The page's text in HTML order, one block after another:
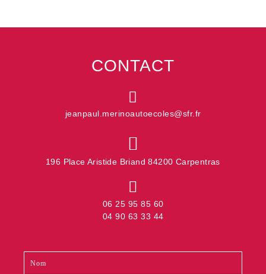
CONTACT
jeanpaul.merinoautoecoles@sfr.fr
196 Place Aristide Briand 84200 Carpentras
06 25 95 85 60
04 90 63 33 44
footer
vous